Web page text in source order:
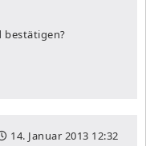
bestätigen?
14. Januar 2013 12:32